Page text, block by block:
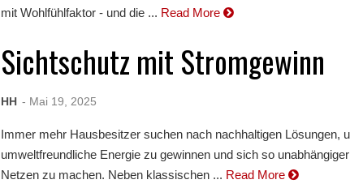
mit Wohlfühlfaktor - und die ... Read More
Sichtschutz mit Stromgewinn
HH - Mai 19, 2025
Immer mehr Hausbesitzer suchen nach nachhaltigen Lösungen,
umweltfreundliche Energie zu gewinnen und sich so
Netzen zu machen. Neben klassischen ... Read More